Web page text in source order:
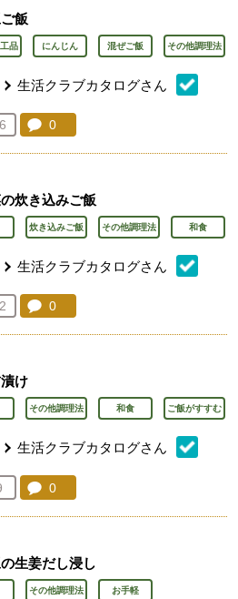
飯
品 にんじん 混ぜご飯 その他調理法
生活クラブカタログさん
気に入り登録：
人が登録
コメント：
0
炊き込みご飯
炊き込みご飯 その他調理法 和食
生活クラブカタログさん
気に入り登録：
人が登録
コメント：
0
け
その他調理法 和食 ご飯がすすむ
生活クラブカタログさん
気に入り登録：
人が登録
コメント：
0
生姜だし浸し
その他調理法 お手軽